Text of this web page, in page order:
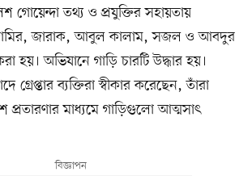
গোয়েন্দা তথ্য ও প্রযুক্তির সহায়তায়
জারাক, আবুল কালাম, সজল ও আবদুর
হয়। অভিযানে গাড়ি চারটি উদ্ধার হয়।
গ্রেপ্তার ব্যক্তিরা স্বীকার করেছেন, তাঁরা
মাধ্যমে গাড়িগুলো আত্মসাৎ